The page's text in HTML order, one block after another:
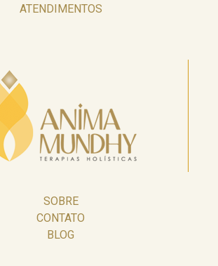
ATENDIMENTOS
SOBRE
CONTATO
BLOG